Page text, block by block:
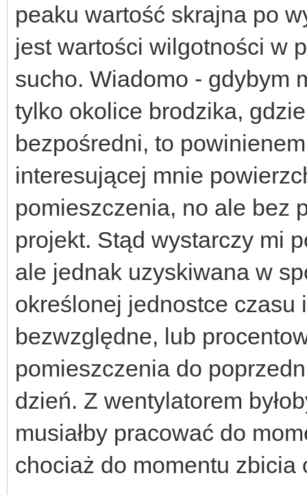
peaku wartość skrajna po
jest wartości wilgotności w
sucho. Wiadomo - gdybym
tylko okolice brodzika,
bezpośredni, to
interesującej mnie
pomieszczenia, no ale bez
projekt. Stąd wystarczy mi
ale jednak uzyskiwana w
określonej jednostce
bezwzględne, lub
pomieszczenia do
dzień. Z wentylatorem
musiałby pracować do
chociaż do momentu zbicia